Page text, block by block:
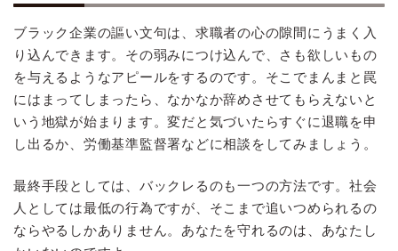
ブラック企業の謳い文句は、求職者の心の隙間にうまく入
り込んできます。その弱みにつけ込んで、さも欲しいもの
を与えるようなアピールをするのです。そこでまんまと罠
にはまってしまったら、なかなか辞めさせてもらえないと
いう地獄が始まります。変だと気づいたらすぐに退職を申
し出るか、労働基準監督署などに相談をしてみましょう。
最終手段としては、バックレるのも一つの方法です。社会
人としては最低の行為ですが、そこまで追いつめられるの
ならやるしかありません。あなたを守れるのは、あなたし